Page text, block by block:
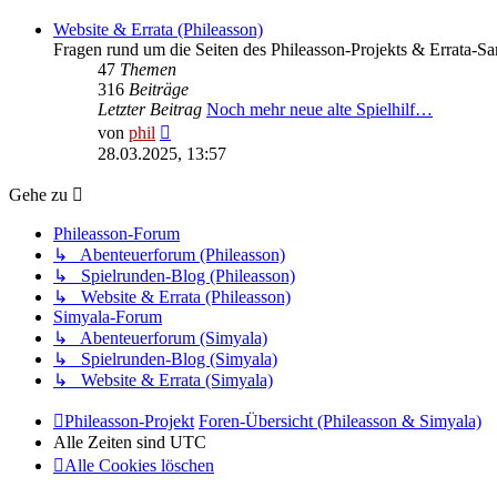
Website & Errata (Phileasson)
Fragen rund um die Seiten des Phileasson-Projekts & Errata-
47 Themen
316 Beiträge
Letzter Beitrag Noch mehr neue alte Spielhilf…
von phil
Beitrag
28.03.2025, 13:57
Gehe zu
Phileasson-Forum
↳ Abenteuerforum (Phileasson)
↳ Spielrunden-Blog (Phileasson)
↳ Website & Errata (Phileasson)
Simyala-Forum
↳ Abenteuerforum (Simyala)
↳ Spielrunden-Blog (Simyala)
↳ Website & Errata (Simyala)
Phileasson-Projekt Foren-Übersicht (Phileasson & Simyala)
Alle Zeiten sind UTC
Alle Cookies löschen